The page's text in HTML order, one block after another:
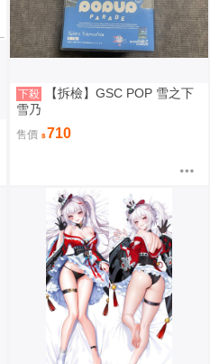
下殺
【拆檢】GSC POP 雪之下
雪乃
售價 710